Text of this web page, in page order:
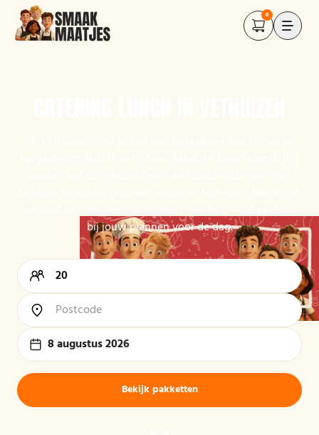
0
bij jouw plannen voor de dag.
8 augustus 2026
Bekijk pakketten